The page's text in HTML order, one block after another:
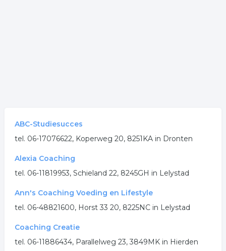
ABC-Studiesucces
tel. 06-17076622, Koperweg 20, 8251KA in Dronten
Alexia Coaching
tel. 06-11819953, Schieland 22, 8245GH in Lelystad
Ann's Coaching Voeding en Lifestyle
tel. 06-48821600, Horst 33 20, 8225NC in Lelystad
Coaching Creatie
tel. 06-11886434, Parallelweg 23, 3849MK in Hierden